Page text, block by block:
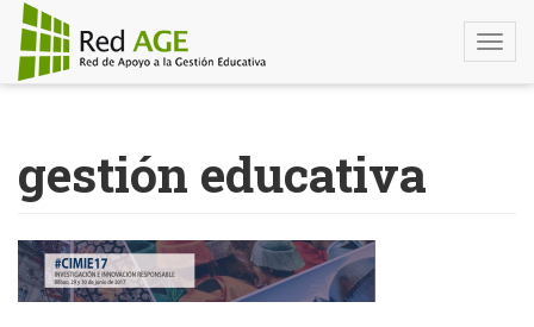
contenido
principal
gestión educativa